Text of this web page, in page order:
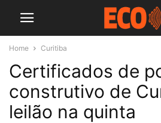
Home Curitiba
Certificados de
construtivo de
leilão na quinta